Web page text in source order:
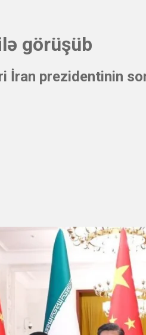
görüşüb
İran prezidentinin